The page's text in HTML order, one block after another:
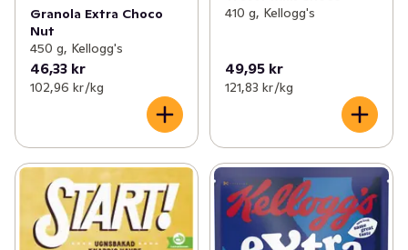
Granola Extra Choco
Nut
450 g, Kellogg's
46,33 kr
102,96 kr /kg
410 g, Kellogg's
49,95 kr
121,83 kr /kg